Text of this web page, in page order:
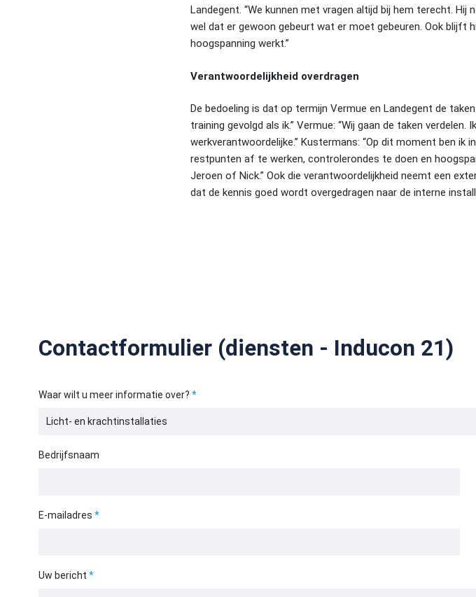
Landegent. “We kunnen met vragen altijd bij hem terecht.
wel dat er gewoon gebeurt wat er moet gebeuren. Ook blijft
hoogspanning werkt.”
Verantwoordelijkheid overdragen
De bedoeling is dat op termijn Vermue en Landegent de
training gevolgd als ik.” Vermue: “Wij gaan de taken
werkverantwoordelijke.” Kustermans: “Op dit moment ben
restpunten af te werken, controlerondes te doen en
Jeroen of Nick.” Ook die verantwoordelijkheid neemt een
dat de kennis goed wordt overgedragen naar de interne
Contactformulier (diensten - Inducon 21)
Waar wilt u meer informatie over?
Bedrijfsnaam
E-mailadres
Uw bericht